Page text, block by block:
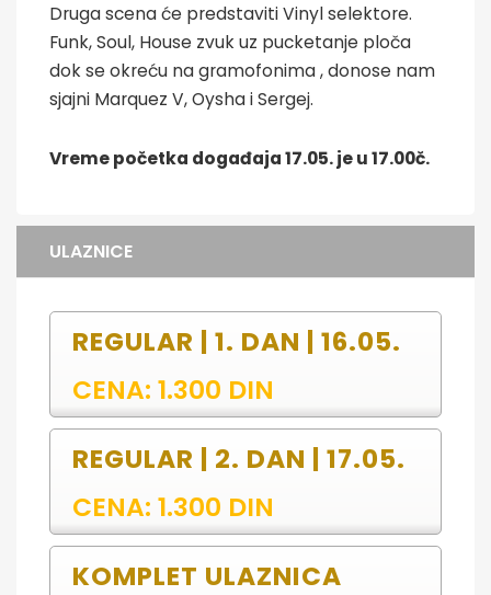
Druga scena će predstaviti Vinyl selektore.
Funk, Soul, House zvuk uz pucketanje ploča
dok se okreću na gramofonima , donose nam
sjajni Marquez V, Oysha i Sergej.
Vreme početka događaja 17.05. je u 17.00č.
ULAZNICE
REGULAR | 1. DAN | 16.05.
CENA: 1.300 DIN
REGULAR | 2. DAN | 17.05.
CENA: 1.300 DIN
KOMPLET ULAZNICA